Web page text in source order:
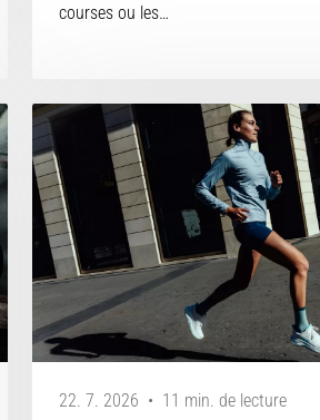
courses ou les…
22. 7. 2026 • 11 min. de lecture